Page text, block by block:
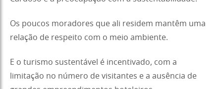
Os poucos moradores que ali residem mantêm uma
relação de respeito com o meio ambiente.
E o turismo sustentável é incentivado, com a
limitação no número de visitantes e a ausência de